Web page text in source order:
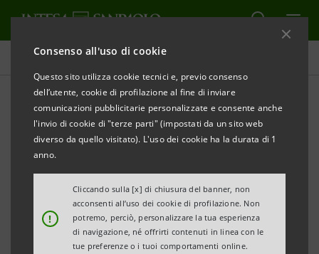
Consenso all'uso di cookie
Questo sito utilizza cookie tecnici e, previo consenso
dell’utente, cookie di profilazione al fine di inviare
comunicazioni pubblicitarie personalizzate e consente anche
l'invio di cookie di "terze parti" (impostati da un sito web
diverso da quello visitato). L'uso dei cookie ha la durata di 1
anno.
!
Cliccando sulla [x] di chiusura del banner, non
acconsenti all’uso dei cookie di profilazione. Non
potremo, perciò, personalizzare la tua esperienza
di navigazione, né offrirti contenuti in linea con le
tue preferenze o i tuoi comportamenti online.
Comunicati stampa
STAMPA AGGIORNA
COMUNICATO STAMPA
FILIALE A TREVISO IN PIAZZA POLA
• al centro del nuovo modello di filiale relazione con il
cliente e possibilità di operare in autonomia